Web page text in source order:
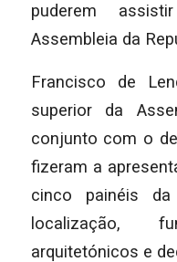
puderem
Assembleia da
Francisco de
superior da
conjunto com o
fizeram a
cinco painéis da
localização,
arquitetónicos e